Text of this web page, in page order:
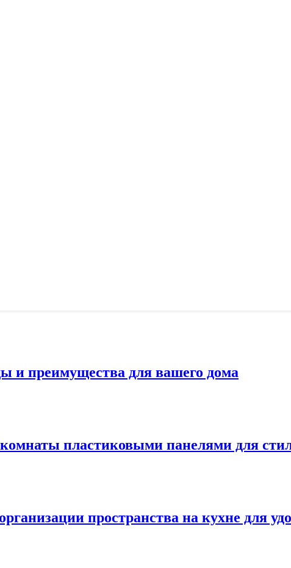
и преимущества для вашего дома
пластиковыми панелями для
пространства на кухне для